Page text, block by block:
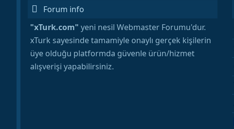
Forum info
"xTurk.com" yeni nesil Webmaster Forumu'dur.
xTurk sayesinde tamamiyle onaylı gerçek kişilerin
üye olduğu platformda güvenle ürün/hizmet
alışverişi yapabilirsiniz.